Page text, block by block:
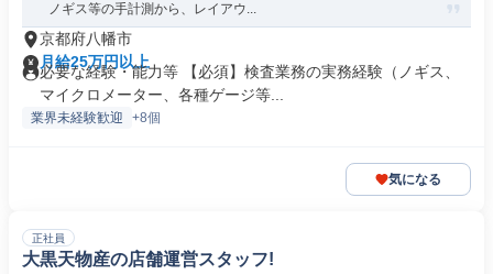
ノギス等の手計測から、レイアウ...
京都府八幡市
月給25万円以上
必要な経験・能力等 【必須】検査業務の実務経験（ノギス、
マイクロメーター、各種ゲージ等...
業界未経験歓迎 +8個
気になる
正社員
大黒天物産の店舗運営スタッフ!